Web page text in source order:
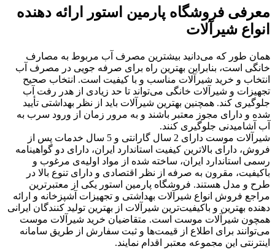
معرفی فروشگاه پارمین استور ارائه دهنده
انواع شیرآلات
همان طور که می‌دانید بیشترین مصرف آب مربوط به مصارف
خانگی است، بنابراین بهترین راه برای صرفه جویی در مصرف آب
انتخاب و خرید شیرآلات مناسب و با کیفیت است. انتخاب صحیح
تجهیزات و شیرآلات خانگی می‌تواند تا حد زیادی از هدر رفت آب
جلوگیری کند. همچنین بهترین شیرآلات باید از نظر بهداشتی تأیید
شده و دارای مجوز معتبر باشند و به مرور زمان از ورود سرب به
آب آشامیدنی جلوگیری کنند.
شیرآلات موست دارای 2 سال گارانتی و 5 سال خدمات پس از
فروش، دارای بالاترین کیفیت استاندارد ایران، دارای دو گواهینامه
رسمی استاندارد ایران، ساخته شده از مواد اولیه‌ی مرغوب و
باکیفیت، مقرون به صرفه از نظر اقتصادی و دارای تنوع بالا در
طرح و مدل هستند. فروشگاه پارمین استور یکی از معتبرترین
مراجع فروش انواع شیرآلات بهداشتی و تجهیزات آشپزخانه و ارائه
دهنده بهترین و باکیفیت‌ترین شیرآلات از بهترین تولید کنندگان ایرانی
همچون شیرآلات موست است. متقاضیان خرید شیرآلات موست
می‌توانند برای اطلاع از قیمت‌ها و ثبت سفارش از طریق سامانه
اینترنتی این مجموعه معتبر اقدام نمایند.